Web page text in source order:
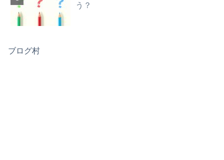
う？
ブログ村